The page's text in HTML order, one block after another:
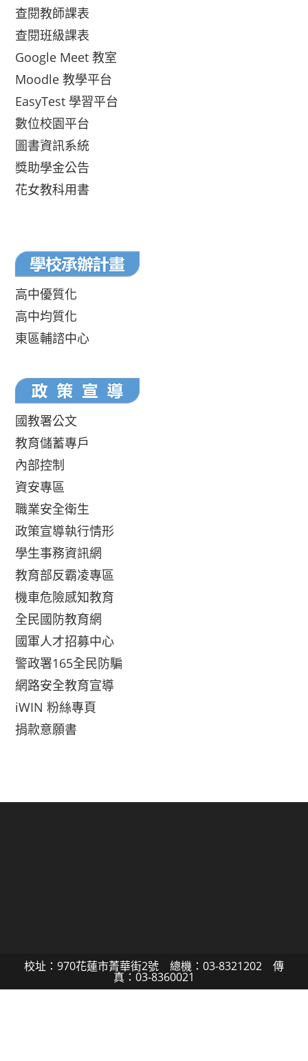
查閱教師課表
查閱班級課表
Google Meet 教室
Moodle 教學平台
EasyTest 學習平台
數位校園平台
圖書資訊系統
獎助學金公告
花女教科用書
高中優質化
高中均質化
東區輔諮中心
國教署公文
教育儲蓄專戶
內部控制
資安專區
職業安全衛生
政策宣導執行情形
學生事務資訊網
教育部反霸凌專區
機車危險感知教育
全民國防教育網
國軍人才招募中心
警政署165全民防騙
網路安全教育宣導
iWIN 粉絲專頁
捐款意願書
校址：970花蓮市菁華街2號 總機：03-8321202 傳
真：03-8360021